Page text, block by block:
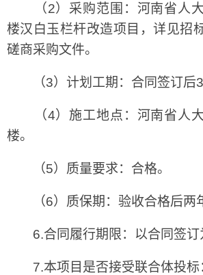
（2）采购范围：河南省人大
楼汉白玉栏杆改造项目，详见招
磋商采购文件。
（3）计划工期：合同签订后
（4）施工地点：河南省人大
楼。
（5）质量要求：合格。
（6）质保期：验收合格后两
6.合同履行期限：以合同签订
7.本项目是否接受联合体投标